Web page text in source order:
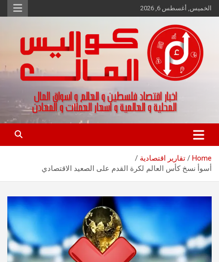
Skip
to
الخميس, أغسطس 6, 2026
كواليس المال
اخبار اقتصاد فلسطين و العالم و تقارير اسواق المال و العملات
Home
تقارير اقتصادية
أسوأ نسخ كأس العالم لكرة القدم على الصعيد الاقتصادي